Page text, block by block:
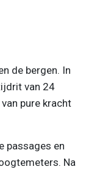
de bergen. In
van 24
pure kracht
passages en
Na